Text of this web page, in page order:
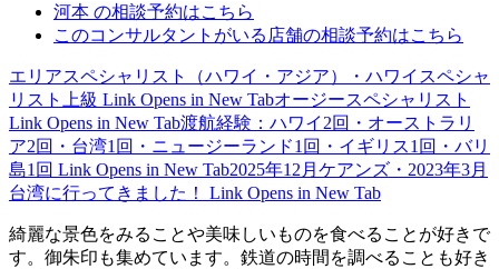
河本 の相談予約はこちら
このコンサルタントがいる店舗の相談予約はこちら
エリアスペシャリスト（ハワイ・アジア）・ハワイスペシャ
リスト上級 Link Opens in New Tabオージースペシャリスト
Link Opens in New Tab渡航経験：ハワイ2回・オーストラリ
ア2回・台湾1回・ニュージーランド1回・イギリス1回・バリ
島1回 Link Opens in New Tab2025年12月ケアンズ・2023年3月
台湾に行ってきました！
Link Opens in New Tab
綺麗な景色をみることや美味しいものを食べることが好きで
す。御朱印も集めています。鉄道の時間を調べることも好き